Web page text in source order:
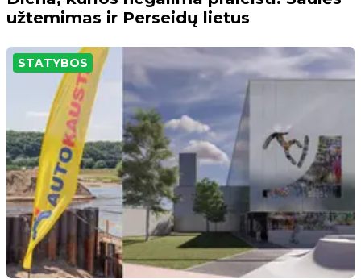
užtemimas ir Perseidų lietus
STATYBOS